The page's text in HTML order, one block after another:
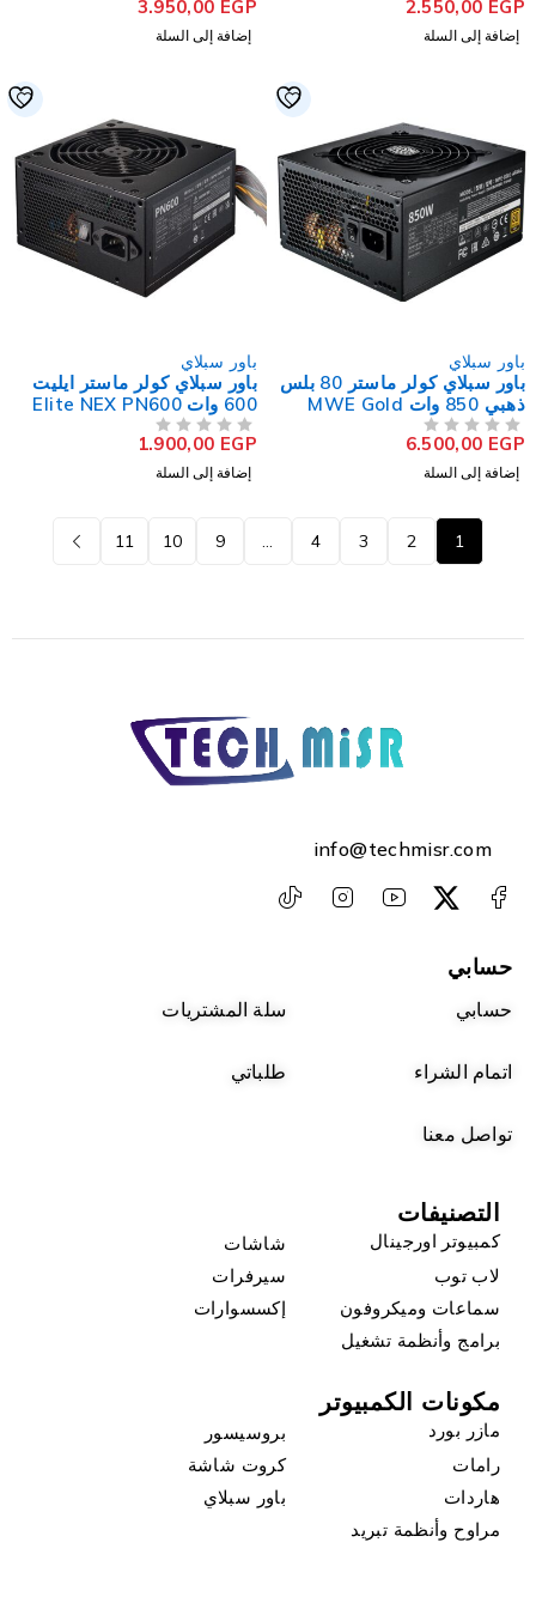
2.550,00EGP
إضافة إلى السلة
3.950,00EGP
إضافة إلى السلة
باور سبلاي
باور سبلاي كولر ماستر 80 بلس
ذهبي 850 وات MWE Gold
850 V2 Full Modular
6.500,00EGP
إضافة إلى السلة
باور سبلاي
باور سبلاي كولر ماستر ايليت
600 وات Elite NEX PN600
230V Peak (بدون علبة)
1.900,00EGP
إضافة إلى السلة
10
11
info@techmisr.com
حسابي
حسابي سلة المشتريات
اتمام الشراء طلباتي
تواصل معنا
التصنيفات
كمبيوتر اورجينال
شاشات
لاب توب
سيرفرات
سماعات وميكروفون
إكسسوارات
برامج وأنظمة تشغيل
مكونات الكمبيوتر
مازر بورد
بروسيسور
رامات
كروت شاشة
هاردات
باور سبلاي
مراوح وأنظمة تبريد